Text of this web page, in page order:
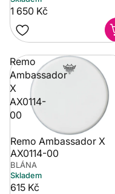
1 650 Kč
Remo
Ambassador
X
AX0114-
00
Remo Ambassador X
AX0114-00
BLÁNA
Skladem
615 Kč